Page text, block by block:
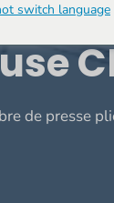
de presse
switch language